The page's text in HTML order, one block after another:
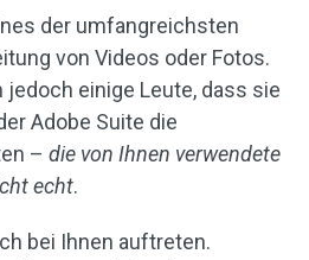
der umfangreichsten
von Videos oder Fotos.
einige Leute, dass sie
Adobe Suite die
– die von Ihnen verwendete
echt.
bei Ihnen auftreten.